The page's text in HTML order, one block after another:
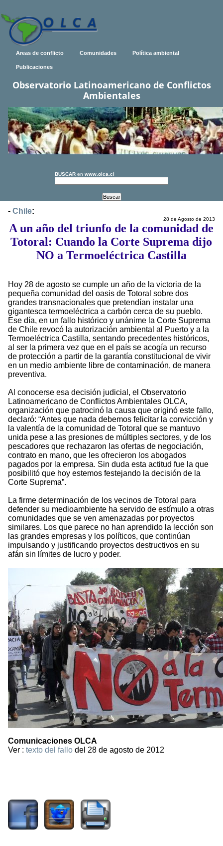
Areas de conflicto Comunidades Política ambiental
Publicaciones
Observatorio Latinoamericano de Conflictos
Ambientales
BUSCAR en www.olca.cl
- Chile:
28 de Agosto de 2013
A un año del triunfo de la comunidad de
Totoral: Cuando la Corte Suprema dijo
NO a Termoeléctrica Castilla
Hoy 28 de agosto se cumple un año de la victoria de la
pequeña comunidad del oasis de Totoral sobre dos
grandes transnacionales que pretendían instalar una
gigantesca termoeléctrica a carbón cerca de su pueblo.
Ese día, en un fallo histórico y unánime la Corte Suprema
de Chile revocó la autorización ambiental al Puerto y a la
Termoeléctrica Castilla, sentando precedentes históricos,
al ser la primera vez que en el país se acogía un recurso
de protección a partir de la garantía constitucional de vivir
en un medio ambiente libre de contaminación, de manera
preventiva.
Al conocerse esa decisión judicial, el Observatorio
Latinoamericano de Conflictos Ambientales OLCA,
organización que patrocinó la causa que originó este fallo,
declaró: “Antes que nada debemos felicitar la convicción y
la valentía de la comunidad de Totoral que se mantuvo
unida pese a las presiones de múltiples sectores, y de los
pescadores que rechazaron las ofertas de negociación,
contrato en mano, que les ofrecieron los abogados
pagados por la empresa. Sin duda esta actitud fue la que
posibilitó que hoy estemos festejando la decisión de la
Corte Suprema”.
La firme determinación de los vecinos de Totoral para
defender su medioambiente ha servido de estímulo a otras
comunidades que se ven amenazadas por proyectos
similares. Los que parece no han aprendido la lección son
las grandes empresas y los políticos, que continúan
impulsando y justificando proyectos destructivos en su
afán sin límites de lucro y poder.
Comunicaciones OLCA
Ver : texto del fallo del 28 de agosto de 2012